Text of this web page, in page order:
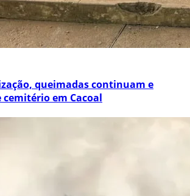
queimadas continuam e
em Cacoal